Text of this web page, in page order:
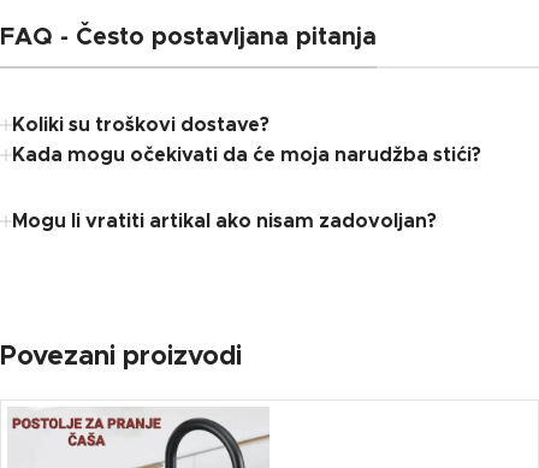
FAQ - Često postavljana pitanja
Koliki su troškovi dostave?
Kada mogu očekivati ​​da će moja narudžba stići?
Mogu li vratiti artikal ako nisam zadovoljan?
Povezani proizvodi